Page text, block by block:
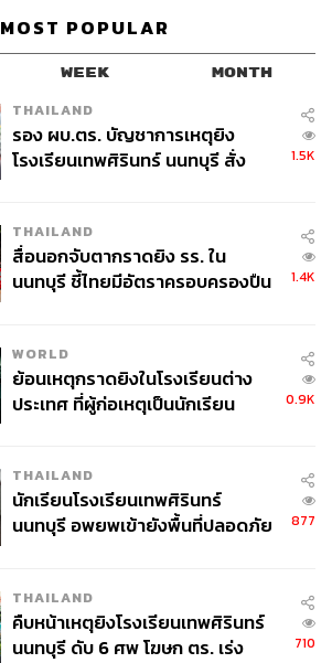
MOST POPULAR
WEEK MONTH
THAILAND
รอง ผบ.ตร. บัญชาการเหตุยิง
โรงเรียนเทพศิรินทร์ นนทบุรี สั่ง
1.5K
THAILAND
สื่อนอกจับตากราดยิง รร. ใน
นนทบุรี ชี้ไทยมีอัตราครอบครองปืน
1.4K
WORLD
ย้อนเหตุกราดยิงในโรงเรียนต่าง
ประเทศ ที่ผู้ก่อเหตุเป็นนักเรียน
0.9K
THAILAND
นักเรียนโรงเรียนเทพศิรินทร์
นนทบุรี อพยพเข้ายังพื้นที่ปลอดภัย
877
THAILAND
คืบหน้าเหตุยิงโรงเรียนเทพศิรินทร์
นนทบุรี ดับ 6 ศพ โฆษก ตร. เร่ง
710